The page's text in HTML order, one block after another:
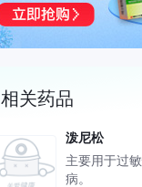
相关药品
泼尼松
主要用于过
病。